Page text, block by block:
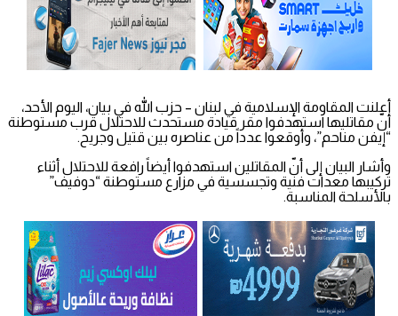
أعلنت المقاومة الإسلامية في لبنان – حزب الله في بيان، اليوم الأحد،
أنّ مقاتليها استهدفوا مقر قيادة مستحدث للاحتلال قرب مستوطنة
“إيفن مناحم”، وأوقعوا عدداً من عناصره بين قتيل وجريح.
وأشار البيان إلى أنّ المقاتلين استهدفوا أيضاً رافعة للاحتلال أثناء
تركيبها معدات فنية ‏وتجسسية في مزارع مستوطنة “دوفيف”
بالأسلحة المناسبة.